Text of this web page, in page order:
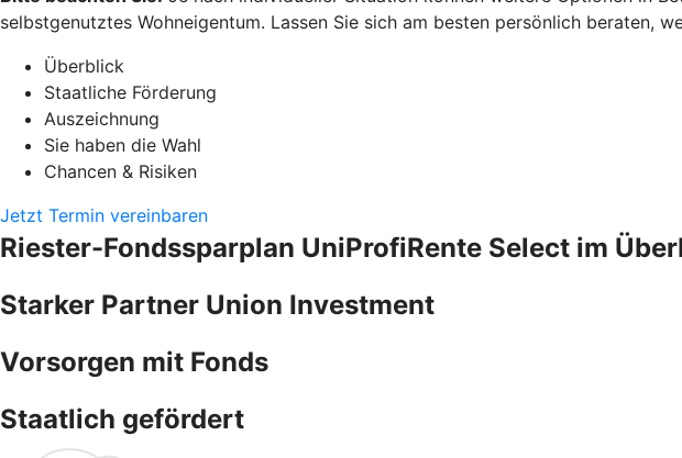
selbstgenutztes Wohneigentum. Lassen Sie sich am besten persönlich beraten,
Überblick
Staatliche Förderung
Auszeichnung
Sie haben die Wahl
Chancen & Risiken
Jetzt Termin vereinbaren
Riester-Fondssparplan UniProfiRente Select im
Starker Partner Union Investment
Vorsorgen mit Fonds
Staatlich gefördert